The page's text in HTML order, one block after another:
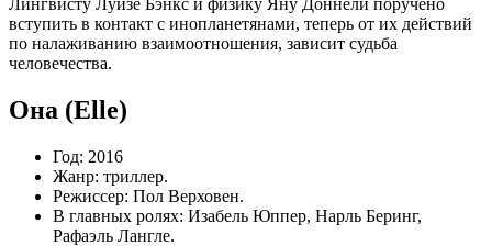
вступить в контакт с инопланетянами, теперь от их действий
по налаживанию взаимоотношения, зависит судьба
человечества.
Она (Elle)
Год: 2016
Жанр: триллер.
Режиссер: Пол Верховен.
В главных ролях: Изабель Юппер, Нарль Беринг,
Рафаэль Лангле.